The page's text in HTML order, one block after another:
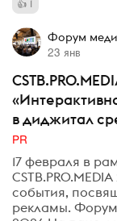
1
Форум
23 янв
в диджитал
PR
17 февраля в
события,
рекламы. Форум